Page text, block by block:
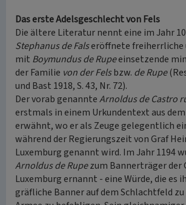
Das erste Adelsgeschlecht von Fels
Die ältere Literatur nennt eine im Jahr
Stephanus de Falseröffnete freiherrliche
mit Boymundus de Rupeeinsetzende
der Familie von der Felsbzw. de Rupe
und Bast 1918, S. 43, Nr. 72).
Der vorab genannteArnoldus de Castro
erstmals in einem Urkundentext aus dem
erwähnt, wo er als Zeuge gelegentlich
während der Regierungszeit von Graf
Luxemburg genannt wird. Im Jahr 1194
Arnoldus de Rupezum Bannerträger der
Luxemburg ernannt - eine Würde, die es
gräfliche Banner auf dem Schlachtfeld